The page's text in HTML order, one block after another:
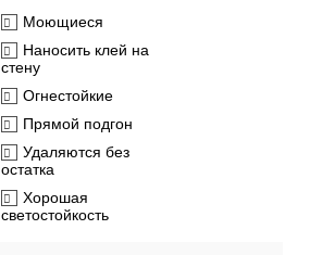
Моющиеся
Наносить клей на
стену
Огнестойкие
Прямой подгон
Удаляются без
остатка
Хорошая
светостойкость